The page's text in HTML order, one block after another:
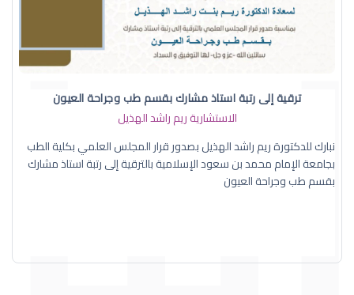
ترقية إلى رتبة استاذ مشارك بقسم طب وجراحة العيون
الاستشارية ريم راشد الهذيل
نبارك للدكتورة ريم راشد الهذيل بصدور قرار المجلس العلمي بكلية الطب
بجامعة الإمام محمد بن سعود الإسلامية بالترقية إلى رتبة استاذ مشارك
بقسم طب وجراحة العيون